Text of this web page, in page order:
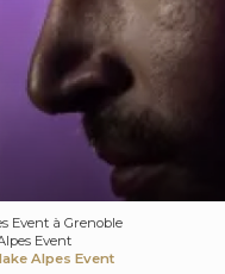
Event à Grenoble
Event
Alpes Event